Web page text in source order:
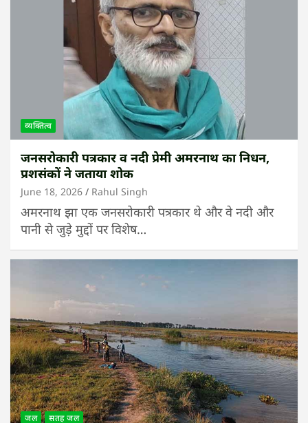
व्यक्तित्व
जनसरोकारी पत्रकार व नदी प्रेमी अमरनाथ का निधन,
प्रशसंकों ने जताया शोक
June 18, 2026 Rahul Singh
अमरनाथ झा एक जनसरोकारी पत्रकार थे और वे नदी और
पानी से जुड़े मुद्दों पर विशेष…
जल सतह जल